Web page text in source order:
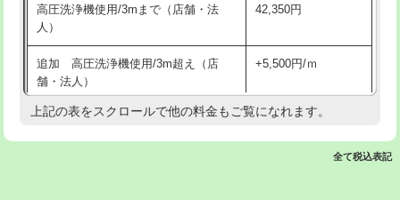
業）
排水管工事（追加 排水管工事/3ｍ超
え）
マス交換（土の掘削・埋め戻し作業） 11,000円~
高圧洗浄機使用/3mまで（店舗・法
人）
42,350円
追加 高圧洗浄機使用/3m超え（店
舗・法人）
+5,500円/ｍ
高度高圧洗浄換 現地調査
上記の表をスクロールで他の料金もご覧になれます。
全て税込表記